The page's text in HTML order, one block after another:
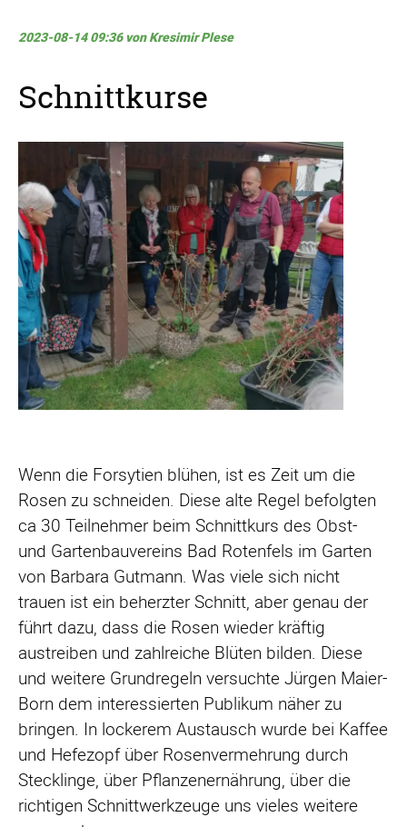
2023-08-14 09:36von Kresimir Plese
Schnittkurse
Wenn die Forsytien blühen, ist es Zeit um die
Rosen zu schneiden. Diese alte Regel befolgten
ca 30 Teilnehmer beim Schnittkurs des Obst-
und Gartenbauvereins Bad Rotenfels im Garten
von Barbara Gutmann. Was viele sich nicht
trauen ist ein beherzter Schnitt, aber genau der
führt dazu, dass die Rosen wieder kräftig
austreiben und zahlreiche Blüten bilden. Diese
und weitere Grundregeln versuchte Jürgen Maier-
Born dem interessierten Publikum näher zu
bringen. In lockerem Austausch wurde bei Kaffee
und Hefezopf über Rosenvermehrung durch
Stecklinge, über Pflanzenernährung, über die
richtigen Schnittwerkzeuge uns vieles weitere